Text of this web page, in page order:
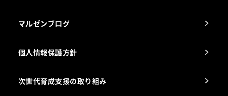
マルゼンブログ
個人情報保護方針
次世代育成支援の取り組み